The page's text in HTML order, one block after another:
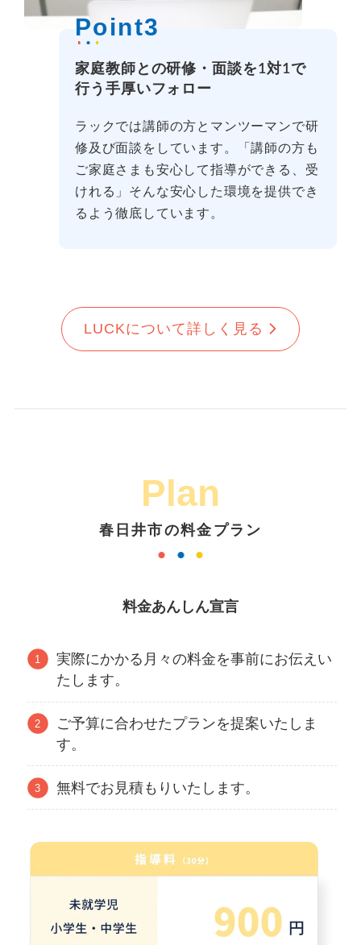
Point3
家庭教師との研修・面談を1対1で
行う手厚いフォロー
ラックでは講師の方とマンツーマンで研
修及び面談をしています。「講師の方も
ご家庭さまも安心して指導ができる、受
けれる」そんな安心した環境を提供でき
るよう徹底しています。
LUCKについて詳しく見る
Plan
春日井市の料金プラン
料金あんしん宣言
実際にかかる月々の料金を事前にお伝えい
たします。
ご予算に合わせたプランを提案いたしま
す。
無料でお見積もりいたします。